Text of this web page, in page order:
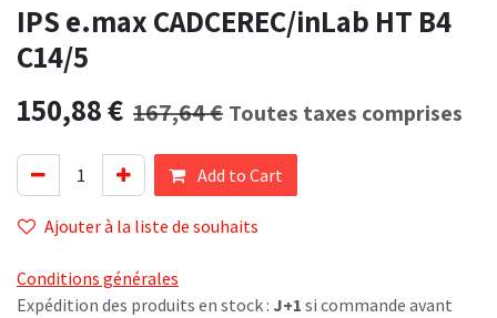
IPS e.max CADCEREC/inLab HT B4
C14/5
150,88€ 167,64€ Toutes taxes comprises
Add to Cart
Ajouter à la liste de souhaits
Conditions générales
Expédition des produits en stock : J+1 si commande avant